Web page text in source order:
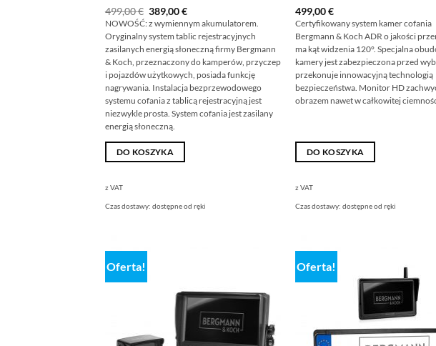
499,00€ Pierwotna
cena
wynosiła:
499,00
€
389,00€Obecna
cena
wynosi:
389,00
€.
NOWOŚĆ: z wymiennym akumulatorem.
Oryginalnysystem tablic rejestracyjnych
zasilanych energią słonecznąfirmy Bergmann
& Koch, przeznaczony do kamperów, przyczep
i pojazdów użytkowych, posiada funkcję
nagrywania. Instalacja bezprzewodowego
systemu cofania z tablicą rejestracyjną jest
niezwykle prosta. System cofania jest zasilany
energią słoneczną.
DO KOSZYKA
z VAT
Czas dostawy: dostępne od ręki
499,00€
Certyfikowany system kamer cofania
Bergmann & Koch ADR o jakości
ma kąt widzenia 120°. Specjalna
kamery jest zabezpieczona przed
przekonuje innowacyjną technologią
bezpieczeństwa. Monitor HD
obrazem nawet w całkowitej
DO KOSZYKA
z VAT
Czas dostawy:dostępne od ręki
Oferta! Oferta!